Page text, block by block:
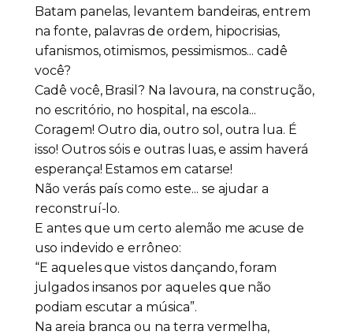
Batam panelas, levantem bandeiras, entrem
na fonte, palavras de ordem, hipocrisias,
ufanismos, otimismos, pessimismos... cadê
você?
Cadê você, Brasil? Na lavoura, na construção,
no escritório, no hospital, na escola...
Coragem! Outro dia, outro sol, outra lua. É
isso! Outros sóis e outras luas, e assim haverá
esperança! Estamos em catarse!
Não verás país como este... se ajudar a
reconstruí-lo.
E antes que um certo alemão me acuse de
uso indevido e errôneo:
“E aqueles que vistos dançando, foram
julgados insanos por aqueles que não
podiam escutar a música”.
Na areia branca ou na terra vermelha,